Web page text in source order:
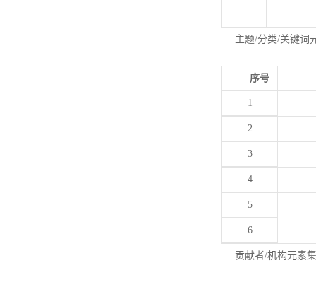
主题/分类/关键词
序号
1
2
3
4
5
6
贡献者/机构元素